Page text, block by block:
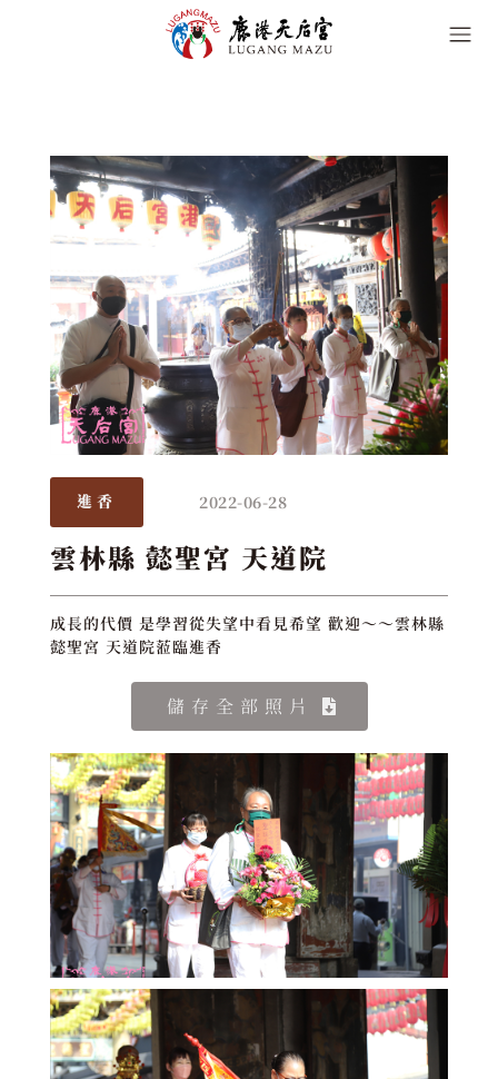
進香 2022-06-28
雲林縣 懿聖宮 天道院
成長的代價 是學習從失望中看見希望 歡迎～～雲林縣
懿聖宮 天道院蒞臨進香
儲存全部照片